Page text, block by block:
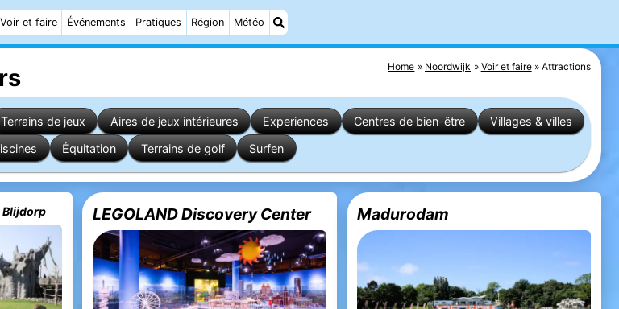
Voir et faire Événements Pratiques Région Météo
Home Noordwijk Voir et faire Attractions
Terrains de jeux Aires de jeux intérieures Experiences Centres de bien-être
Villages & villes
Équitation Terrains de golf Surfen
Blijdorp LEGOLAND Discovery Center Madurodam